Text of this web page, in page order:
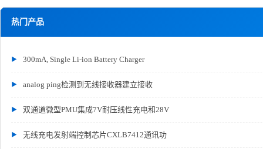
热门产品
300mA, Single Li-ion Battery Charger
analog ping检测到无线接收器建立接收
双通道微型PMU集成7V耐压线性充电和28V
无线充电发射端控制芯片CXLB7412通讯功